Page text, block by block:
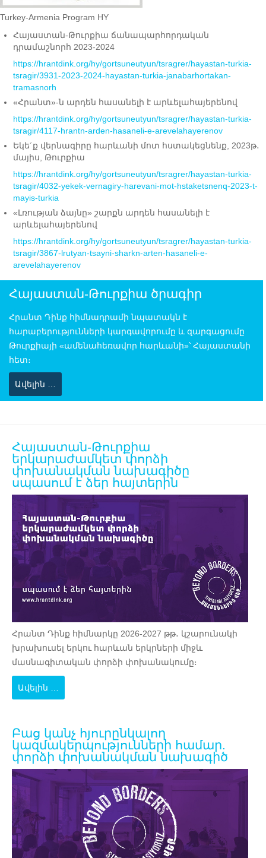
Turkey-Armenia Program HY
Հայաստան-Թուրքիա ճանապարհորդական
դրամաշնորհ 2023-2024
https://hrantdink.org/hy/gortsuneutyun/tsragrer/hayastan-turkia-
tsragir/3931-2023-2024-hayastan-turkia-janabarhortakan-
tramasnorh
«Հրանտ»-ն արդեն հասանելի է արևելահայերենով
https://hrantdink.org/hy/gortsuneutyun/tsragrer/hayastan-turkia-
tsragir/4117-hrantn-arden-hasaneli-e-arevelahayerenov
Եկե´ք վերնագիրը հարևանի մոտ հստակեցնենք, 2023թ․
մայիս, Թուրքիա
https://hrantdink.org/hy/gortsuneutyun/tsragrer/hayastan-turkia-
tsragir/4032-yekek-vernagiry-harevani-mot-hstaketsnenq-2023-t-
mayis-turkia
«Լռության ձայնը» շարքն արդեն հասանելի է
արևելահայերենով
https://hrantdink.org/hy/gortsuneutyun/tsragrer/hayastan-turkia-
tsragir/3867-lrutyan-tsayni-sharkn-arten-hasaneli-e-
arevelahayerenov
Հայաստան-Թուրքիա ծրագիր
Հրանտ Դինք հիմնադրամի նպատակն է
հարաբերությունների կարգավորումը և զարգացումը
Թուրքիայի «ամենահեռավոր հարևանի»՝ Հայաստանի
հետ։
Ավելին …
Հայաստան-Թուրքիա
երկարաժամկետ փորձի
փոխանակման նախագիծը
սպասում է ձեր հայտերին
Հրանտ Դինք հիմնարկը 2026-2027 թթ․ կշարունակի
խրախուսել երկու հարևան երկրների միջև
մասնագիտական փորձի փոխանակումը։
Ավելին …
Բաց կանչ հյուրընկալող
կազմակերպությունների համար.
փորձի փոխանակման նախագիծ